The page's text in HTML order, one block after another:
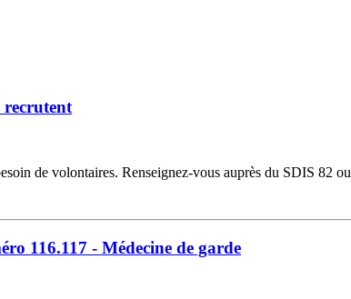
recrutent
de volontaires. Renseignez-vous auprès du SDIS 82
116.117 - Médecine de garde